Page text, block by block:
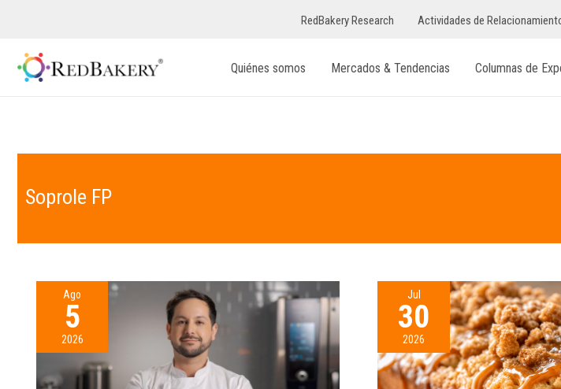
RedBakery Research Actividades de
Quiénes somos Mercados & Tendencias Columnas de
Soprole FP
Ago
5
2026
Jul
30
2026